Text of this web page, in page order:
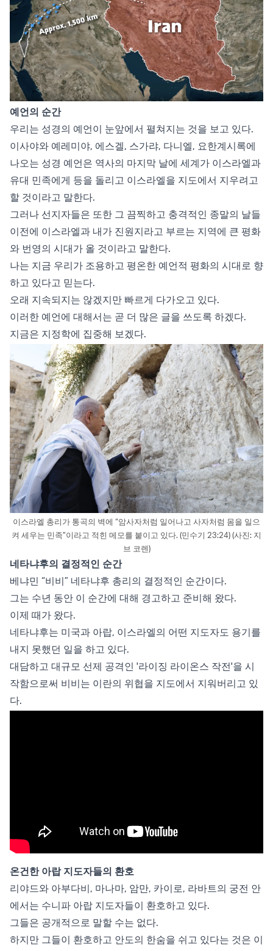
예언의 순간
우리는 성경의 예언이 눈앞에서 펼쳐지는 것을 보고 있다.
이사야와 예레미야, 에스겔, 스가랴, 다니엘, 요한계시록에
나오는 성경 예언은 역사의 마지막 날에 세계가 이스라엘과
유대 민족에게 등을 돌리고 이스라엘을 지도에서 지우려고
할 것이라고 말한다.
그러나 선지자들은 또한 그 끔찍하고 충격적인 종말의 날들
이전에 이스라엘과 내가 진원지라고 부르는 지역에 큰 평화
와 번영의 시대가 올 것이라고 말한다.
나는 지금 우리가 조용하고 평온한 예언적 평화의 시대로 향
하고 있다고 믿는다.
오래 지속되지는 않겠지만 빠르게 다가오고 있다.
이러한 예언에 대해서는 곧 더 많은 글을 쓰도록 하겠다.
지금은 지정학에 집중해 보겠다.
이스라엘 총리가 통곡의 벽에 “암사자처럼 일어나고 사자처럼 몸을 일으
켜 세우는 민족”이라고 적힌 메모를 붙이고 있다. (민수기 23:24) (사진: 지
브 코렌)
네타냐후의 결정적인 순간
베냐민 “비비” 네타냐후 총리의 결정적인 순간이다.
그는 수년 동안 이 순간에 대해 경고하고 준비해 왔다.
이제 때가 왔다.
네타냐후는 미국과 아랍, 이스라엘의 어떤 지도자도 용기를
내지 못했던 일을 하고 있다.
대담하고 대규모 선제 공격인 '라이징 라이온스 작전'을 시
작함으로써 비비는 이란의 위협을 지도에서 지워버리고 있
다.
온건한 아랍 지도자들의 환호
리야드와 아부다비, 마나마, 암만, 카이로, 라바트의 궁전 안
에서는 수니파 아랍 지도자들이 환호하고 있다.
그들은 공개적으로 말할 수는 없다.
하지만 그들이 환호하고 안도의 한숨을 쉬고 있다는 것은 이